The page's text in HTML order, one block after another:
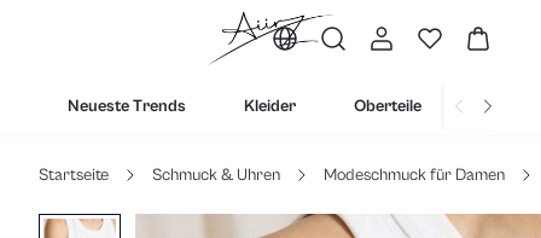
Neueste Trends Kleider Oberteile
Startseite Schmuck & Uhren Modeschmuck für Damen